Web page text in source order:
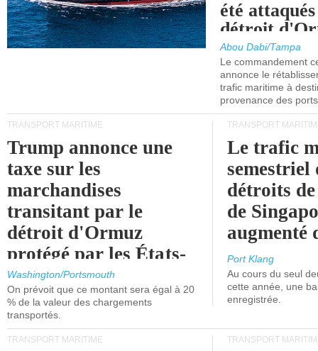
été
détroit
Abou Dabi/Tampa
Le commandement
annonce le
trafic maritime à
provenance des
TRANSPORT MARITIME
Trump annonce une
taxe sur les
marchandises
transitant par le
détroit d'Ormuz
protégé par les États-
Unis.
Washington/Portsmouth
On prévoit que ce montant sera égal à 20
% de la valeur des chargements
transportés.
TRANSPORT
Le trafic
semestriel
détroits
de
augmenté
Port Klang
Au cours du seul
cette année, une
enregistrée.
TRANSPORT MARITIME TRANSPORT